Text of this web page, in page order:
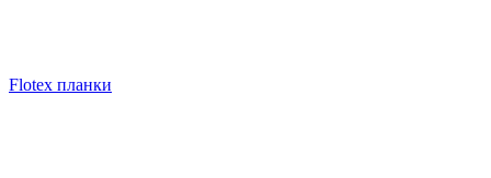
Flotex планки